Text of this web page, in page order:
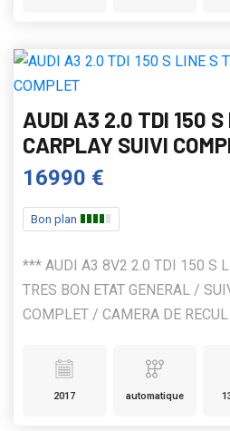
AUDI A3 2.0 TDI 150 S
CARPLAY SUIVI
16990 €
Bon plan
*** AUDI A3 8V2 2.0 TDI 150 S
TRES BON ETAT GENERAL /
COMPLET / CAMERA DE
2017 automatique